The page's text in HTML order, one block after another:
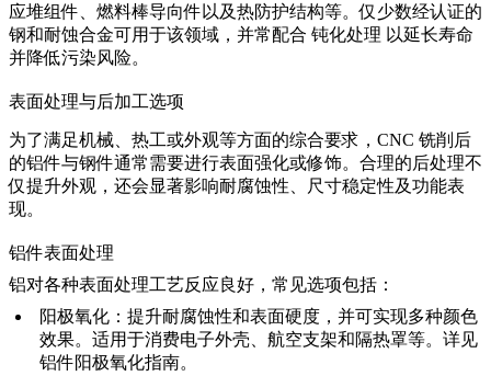
应堆组件、燃料棒导向件以及热防护结构等。仅少数经认证的
钢和耐蚀合金可用于该领域，并常配合 钝化处理 以延长寿命
并降低污染风险。
表面处理与后加工选项
为了满足机械、热工或外观等方面的综合要求，CNC 铣削后
的铝件与钢件通常需要进行表面强化或修饰。合理的后处理不
仅提升外观，还会显著影响耐腐蚀性、尺寸稳定性及功能表
现。
铝件表面处理
铝对各种表面处理工艺反应良好，常见选项包括：
阳极氧化 ：提升耐腐蚀性和表面硬度，并可实现多种颜色
效果。适用于消费电子外壳、航空支架和隔热罩等。详见
铝件阳极氧化指南。